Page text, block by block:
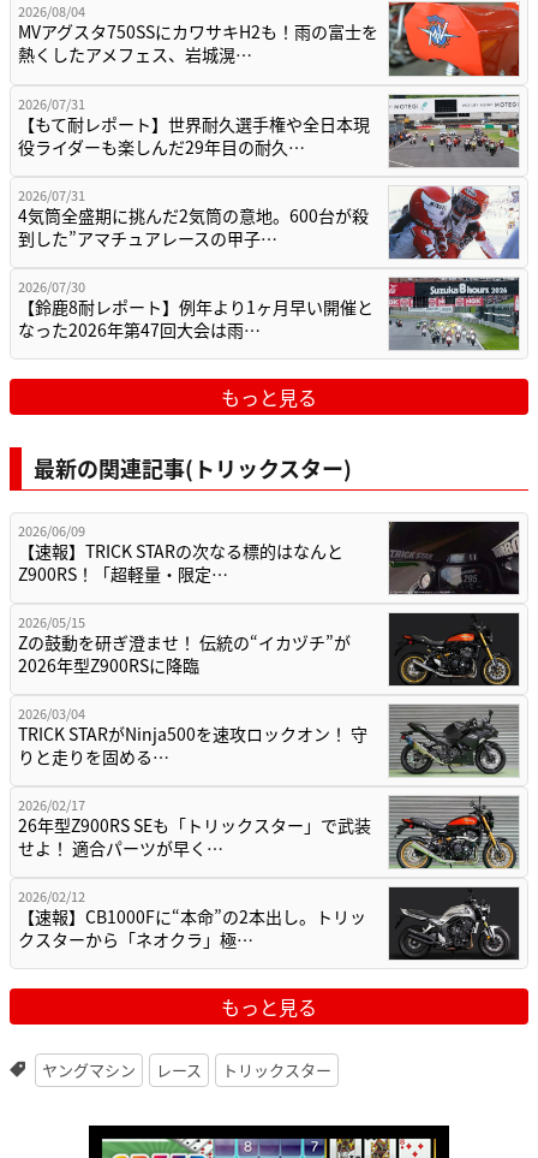
2026/08/04
MVアグスタ750SSにカワサキH2も！雨の富士を
熱くしたアメフェス、岩城滉…
2026/07/31
【もて耐レポート】世界耐久選手権や全日本現
役ライダーも楽しんだ29年目の耐久…
2026/07/31
4気筒全盛期に挑んだ2気筒の意地。600台が殺
到した”アマチュアレースの甲子…
2026/07/30
【鈴鹿8耐レポート】例年より1ヶ月早い開催と
なった2026年第47回大会は雨…
もっと見る
最新の関連記事(トリックスター)
2026/06/09
【速報】TRICK STARの次なる標的はなんと
Z900RS！「超軽量・限定…
2026/05/15
Zの鼓動を研ぎ澄ませ！ 伝統の“イカヅチ”が
2026年型Z900RSに降臨
2026/03/04
TRICK STARがNinja500を速攻ロックオン！ 守
りと走りを固める…
2026/02/17
26年型Z900RS SEも「トリックスター」で武装
せよ！ 適合パーツが早く…
2026/02/12
【速報】CB1000Fに“本命”の2本出し。トリッ
クスターから「ネオクラ」極…
もっと見る
ヤングマシン レース トリックスター